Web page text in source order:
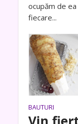
ocupăm de
fiecare...
BAUTURI
Vin